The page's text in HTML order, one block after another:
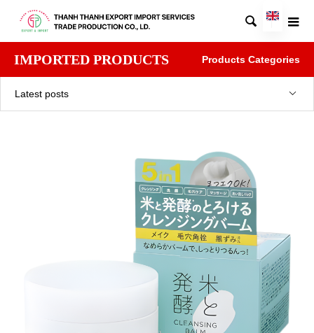

IMPORTED PRODUCTS Products Categories
Latest posts